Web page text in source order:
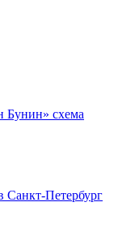
Бунин» схема
Санкт-Петербург